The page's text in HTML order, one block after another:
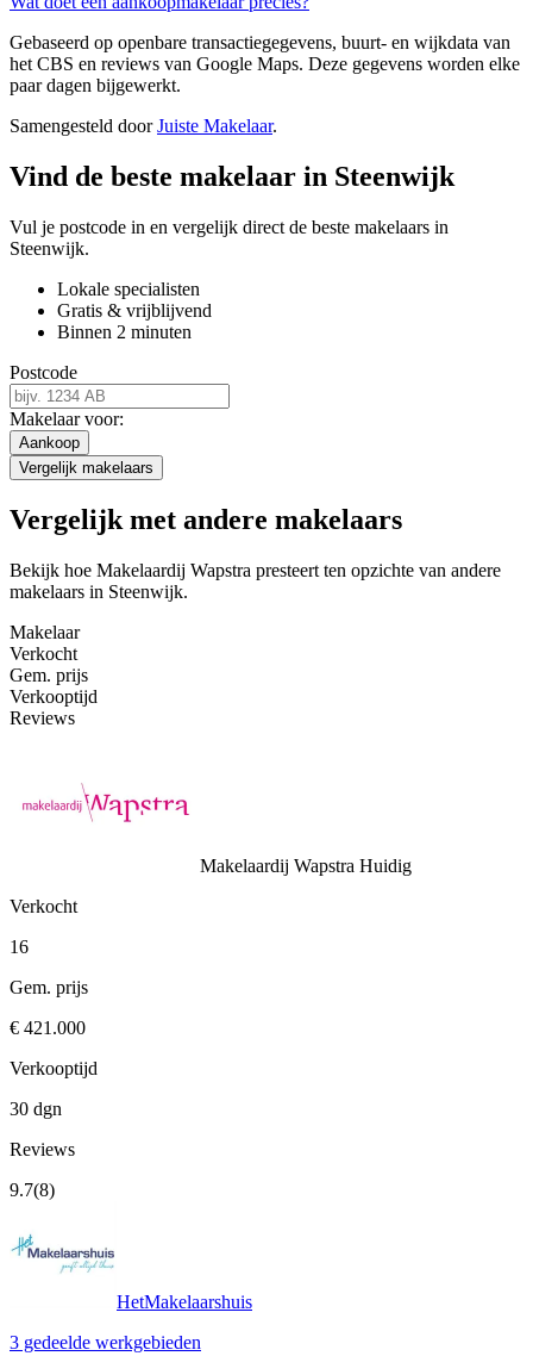
Gebaseerd op openbare transactiegegevens, buurt- en wijkdata van
het CBS en reviews van Google Maps. Deze gegevens worden elke
paar dagen bijgewerkt.
Samengesteld doorJuiste Makelaar.
Vind de beste makelaar in Steenwijk
Vul je postcode in en vergelijk direct de beste makelaars in
Steenwijk.
Lokale specialisten
Gratis & vrijblijvend
Binnen 2 minuten
Postcode
Makelaar voor:
Aankoop
Vergelijk makelaars
Vergelijk met andere makelaars
Bekijk hoe Makelaardij Wapstra presteert ten opzichte van andere
makelaars in Steenwijk.
Makelaar
Verkocht
Gem. prijs
Verkooptijd
Reviews
Makelaardij Wapstra Huidig
Verkocht
16
Gem. prijs
€ 421.000
Verkooptijd
30 dgn
Reviews
9.7(8)
HetMakelaarshuis
3 gedeelde werkgebieden